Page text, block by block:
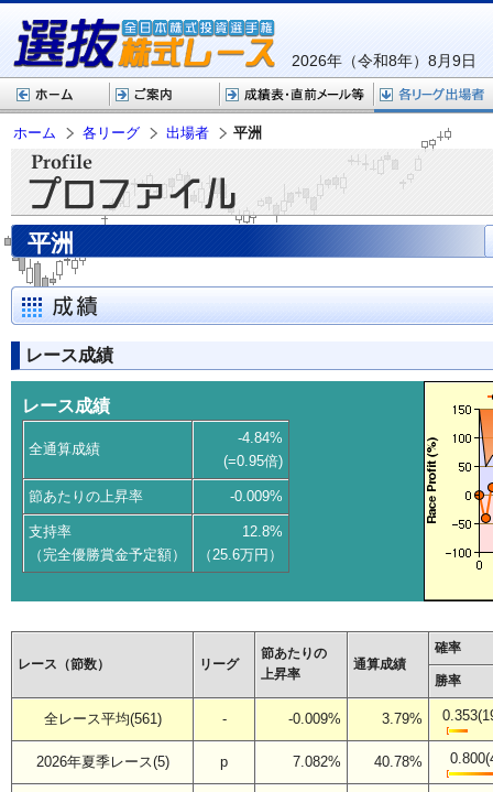
2026年（令和8年）8月9日
ホーム 各リーグ 出場者 平洲
平洲
レース成績
レース成績
全通算成績
-4.84%
(=0.95倍)
節あたりの上昇率 -0.009%
支持率
（完全優勝賞金予定額）
12.8%
（25.6万円）
レース（節数） リーグ
節あたりの
上昇率
通算成績
確率
勝率
全レース平均(561) - -0.009% 3.79%
2026年夏季レース(5) p 7.082% 40.78%